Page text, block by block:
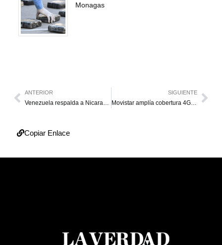
Monagas
ANTERIOR
Venezuela respalda a Nicaragua y rechaza el informe de la CIDH
SIGUIENTE
Movistar amplía cobertura 4G en Barquisimeto y Maracaibo
Copiar Enlace